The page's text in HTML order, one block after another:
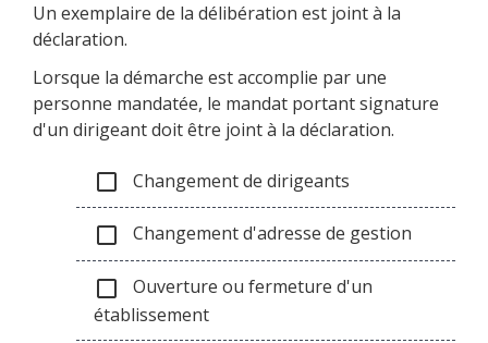
Un exemplaire de la délibération est joint à la
déclaration.
Lorsque la démarche est accomplie par une
personne mandatée, le mandat portant signature
d'un dirigeant doit être joint à la déclaration.
check_box_outline_blank Changement de dirigeants
check_box_outline_blank Changement d'adresse de gestion
check_box_outline_blank
Ouverture ou fermeture d'un
établissement